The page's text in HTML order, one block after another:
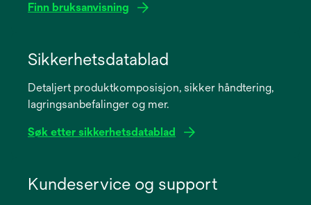
Finn bruksanvisning
new
Sikkerhetsdatablad
Detaljert produktkomposisjon, sikker håndtering,
lagringsanbefalinger og mer.
Søk etter sikkerhetsdatablad
Kundeservice og support